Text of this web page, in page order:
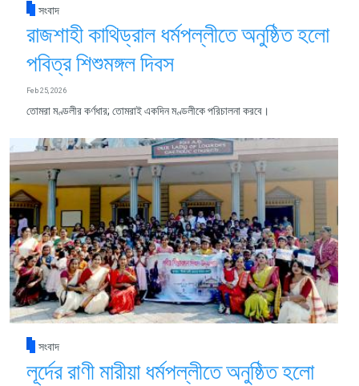
সংবাদ
রাজশাহী কাথিড্রাল ধর্মপল্লীতে অনুষ্ঠিত হলো
পবিত্র শিশুমঙ্গল দিবস
Feb 25, 2026
তোমরা মণ্ডলীর কর্ণধার; তোমরাই একদিন মণ্ডলীকে পরিচালনা করবে।
সংবাদ
লূর্দের রাণী মারীয়া ধর্মপল্লীতে অনুষ্ঠিত হলো